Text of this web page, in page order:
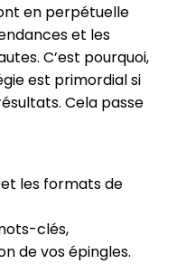
en perpétuelle
et les
C’est pourquoi,
est primordial si
Cela passe
les formats de
clés,
de vos épingles.